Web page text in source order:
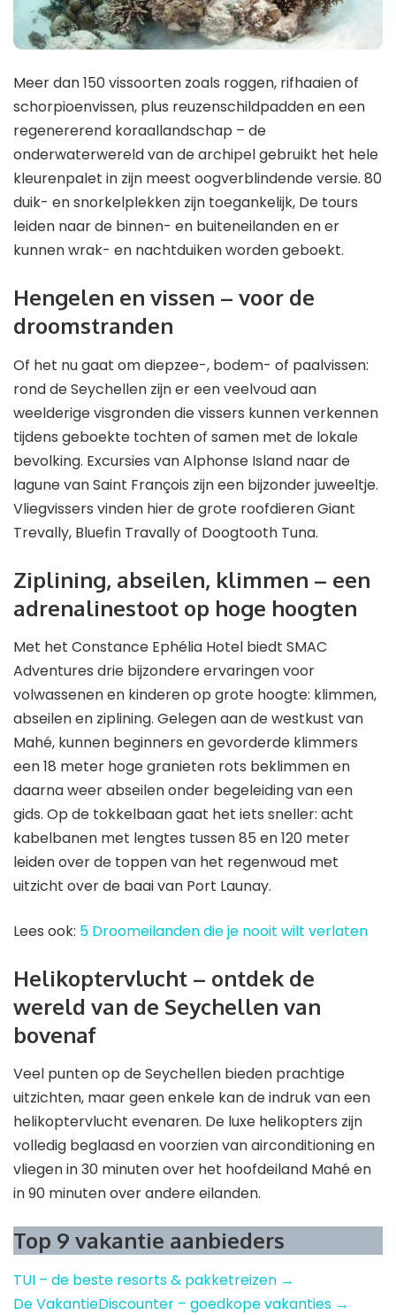
Meer dan 150 vissoorten zoals roggen, rifhaaien of
schorpioenvissen, plus reuzenschildpadden en een
regenererend koraallandschap – de
onderwaterwereld van de archipel gebruikt het hele
kleurenpalet in zijn meest oogverblindende versie. 80
duik- en snorkelplekken zijn toegankelijk, De tours
leiden naar de binnen- en buiteneilanden en er
kunnen wrak- en nachtduiken worden geboekt.
Hengelen en vissen – voor de
droomstranden
Of het nu gaat om diepzee-, bodem- of paalvissen:
rond de Seychellen zijn er een veelvoud aan
weelderige visgronden die vissers kunnen verkennen
tijdens geboekte tochten of samen met de lokale
bevolking. Excursies van Alphonse Island naar de
lagune van Saint François zijn een bijzonder juweeltje.
Vliegvissers vinden hier de grote roofdieren Giant
Trevally, Bluefin Travally of Doogtooth Tuna.
Ziplining, abseilen, klimmen – een
adrenalinestoot op hoge hoogten
Met het Constance Ephélia Hotel biedt SMAC
Adventures drie bijzondere ervaringen voor
volwassenen en kinderen op grote hoogte: klimmen,
abseilen en ziplining. Gelegen aan de westkust van
Mahé, kunnen beginners en gevorderde klimmers
een 18 meter hoge granieten rots beklimmen en
daarna weer abseilen onder begeleiding van een
gids. Op de tokkelbaan gaat het iets sneller: acht
kabelbanen met lengtes tussen 85 en 120 meter
leiden over de toppen van het regenwoud met
uitzicht over de baai van Port Launay.
Lees ook: 5 Droomeilanden die je nooit wilt verlaten
Helikoptervlucht – ontdek de
wereld van de Seychellen van
bovenaf
Veel punten op de Seychellen bieden prachtige
uitzichten, maar geen enkele kan de indruk van een
helikoptervlucht evenaren. De luxe helikopters zijn
volledig beglaasd en voorzien van airconditioning en
vliegen in 30 minuten over het hoofdeiland Mahé en
in 90 minuten over andere eilanden.
Top 9 vakantie aanbieders
TUI – de beste resorts & pakketreizen →
De VakantieDiscounter – goedkope vakanties →